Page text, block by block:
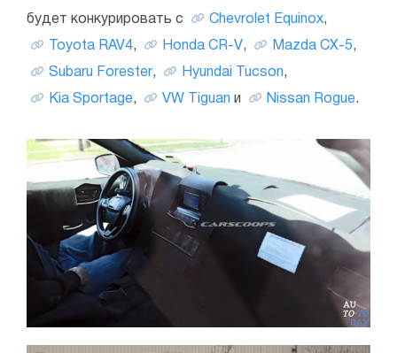
будет конкурировать с Chevrolet Equinox,
Toyota RAV4, Honda CR-V, Mazda CX-5,
Subaru Forester, Hyundai Tucson,
Kia Sportage, VW Tiguan и Nissan Rogue.